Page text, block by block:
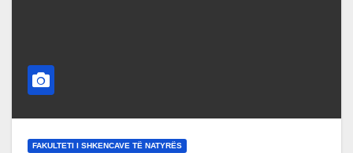
FAKULTETI I SHKENCAVE TË NATYRËS